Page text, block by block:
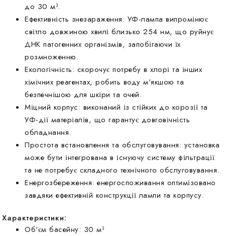
до 30 м³.
Ефективність знезараження: УФ-лампа випромінює
світло довжиною хвилі близько 254 нм, що руйнує
ДНК патогенних організмів, запобігаючи їх
розмноженню.
Екологічність: скорочує потребу в хлорі та інших
хімічних реагентах, робить воду м'якшою та
безпечнішою для шкіри та очей.
Міцний корпус: виконаний із стійких до корозії та
УФ-дії матеріалів, що гарантує довговічність
обладнання.
Простота встановлення та обслуговування: установка
може бути інтегрована в існуючу систему фільтрації
та не потребує складного технічного обслуговування.
Енергозбереження: енергоспоживання оптимізовано
завдяки ефективній конструкції лампи та корпусу.
Характеристики:
Об'єм басейну: 30 м³